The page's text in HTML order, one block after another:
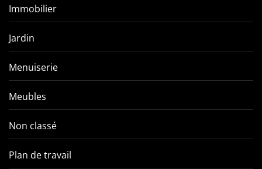
Immobilier
Jardin
Menuiserie
Meubles
Non classé
Plan de travail